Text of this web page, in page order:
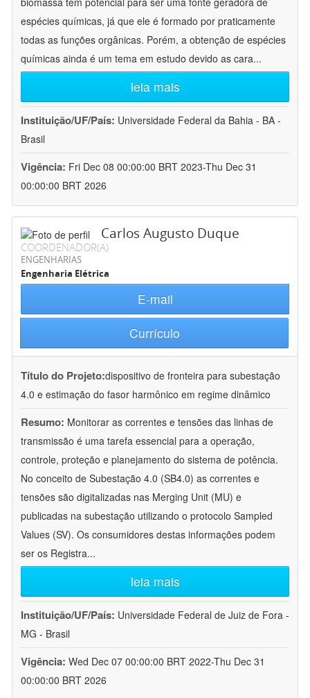
espécies químicas, já que ele é formado por praticamente
todas as funções orgânicas. Porém, a obtenção de espécies
químicas ainda é um tema em estudo devido as cara...
leia mais
Instituição/UF/País: Universidade Federal da Bahia - BA -
Brasil
Vigência: Fri Dec 08 00:00:00 BRT 2023-Thu Dec 31
00:00:00 BRT 2026
Carlos Augusto Duque
COORDENADOR(A)
ENGENHARIAS
Engenharia Elétrica
E-mail
Currículo
Título do Projeto:dispositivo de fronteira para subestação
4.0 e estimação do fasor harmônico em regime dinâmico
Resumo: Monitorar as correntes e tensões das linhas de
transmissão é uma tarefa essencial para a operação,
controle, proteção e planejamento do sistema de potência.
No conceito de Subestação 4.0 (SB4.0) as correntes e
tensões são digitalizadas nas Merging Unit (MU) e
publicadas na subestação utilizando o protocolo Sampled
Values (SV). Os consumidores destas informações podem
ser os Registra...
leia mais
Instituição/UF/País: Universidade Federal de Juiz de Fora -
MG - Brasil
Vigência: Wed Dec 07 00:00:00 BRT 2022-Thu Dec 31
00:00:00 BRT 2026